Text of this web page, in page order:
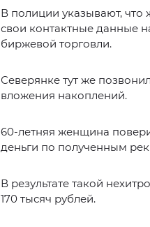
В полиции указывают,
свои контактные данные
биржевой торговли.
Северянке тут же
вложения накоплений.
60-летняя женщина
деньги по полученным
В результате такой
170 тысяч рублей.